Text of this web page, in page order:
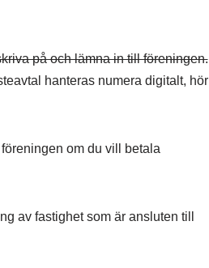
på och lämna in till föreningen.
hanteras numera digitalt, hör
om du vill betala
av fastighet som är ansluten till